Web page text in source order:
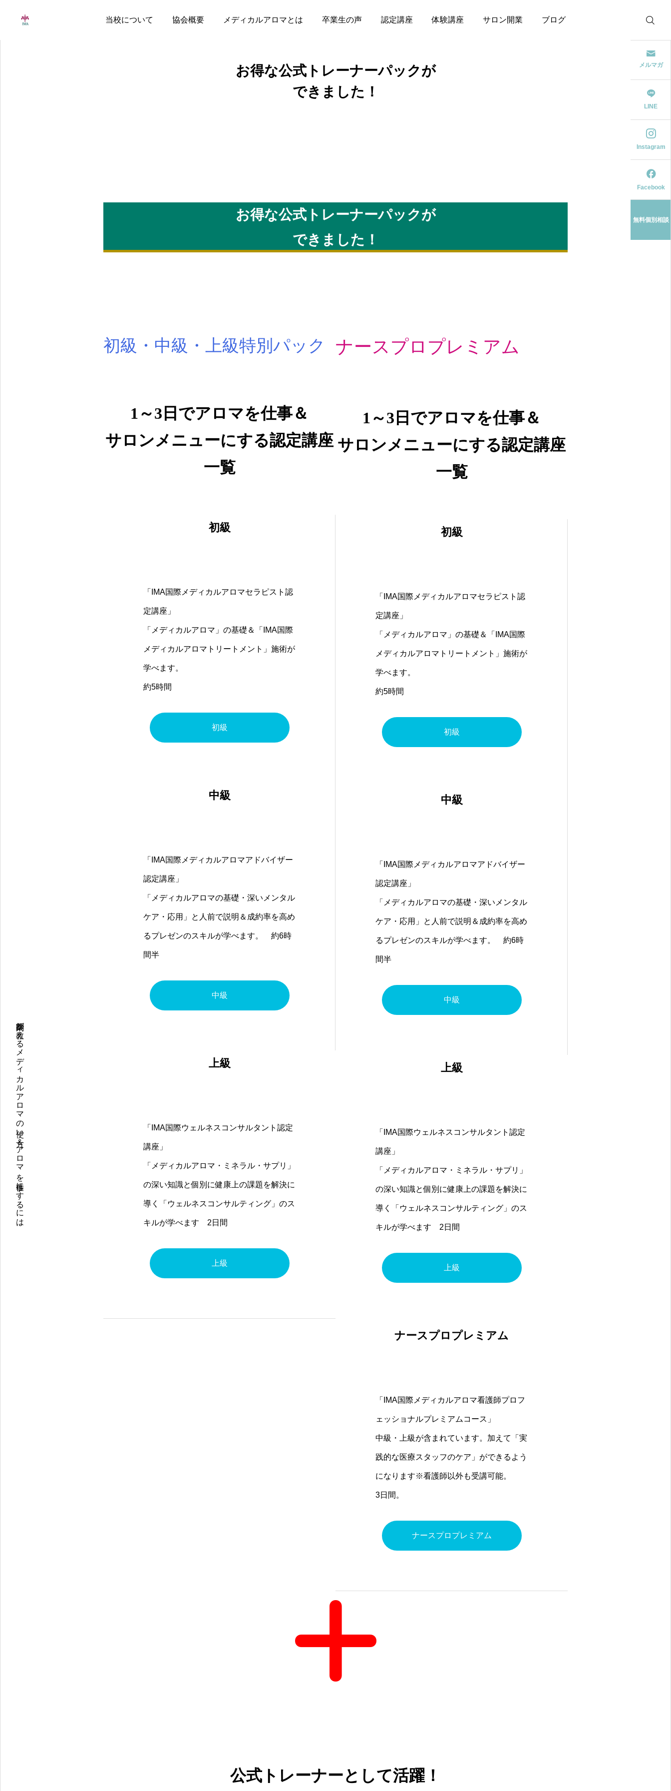
当校について 協会概要 メディカルアロマとは 卒業生の声 認定講座 体験講座 サロン開業 ブログ
薬剤師が教えるメディカルアロマの使い方＆アロマを仕事にするには
メルマガ
LINE
Instagram
Facebook
無料個別相談
お得な公式トレーナーパックが
できました！
お得な公式トレーナーパックが
できました！
初級・中級・上級特別パック
1～3日でアロマを仕事＆
サロンメニューにする認定講座
一覧
初級
「IMA国際メディカルアロマセラピスト認
定講座」
「メディカルアロマ」の基礎＆「IMA国際
メディカルアロマトリートメント」施術が
学べます。
約5時間
初級
中級
「IMA国際メディカルアロマアドバイザー
認定講座」
「メディカルアロマの基礎・深いメンタル
ケア・応用」と人前で説明＆成約率を高め
るプレゼンのスキルが学べます。 約6時
間半
中級
上級
「IMA国際ウェルネスコンサルタント認定
講座」
「メディカルアロマ・ミネラル・サプリ」
の深い知識と個別に健康上の課題を解決に
導く「ウェルネスコンサルティング」のス
キルが学べます 2日間
上級
ナースプロプレミアム
1～3日でアロマを仕事＆
サロンメニューにする認定講座
一覧
初級
「IMA国際メディカルアロマセラピスト認
定講座」
「メディカルアロマ」の基礎＆「IMA国際
メディカルアロマトリートメント」施術が
学べます。
約5時間
初級
中級
「IMA国際メディカルアロマアドバイザー
認定講座」
「メディカルアロマの基礎・深いメンタル
ケア・応用」と人前で説明＆成約率を高め
るプレゼンのスキルが学べます。 約6時
間半
中級
上級
「IMA国際ウェルネスコンサルタント認定
講座」
「メディカルアロマ・ミネラル・サプリ」
の深い知識と個別に健康上の課題を解決に
導く「ウェルネスコンサルティング」のス
キルが学べます 2日間
上級
ナースプロプレミアム
「IMA国際メディカルアロマ看護師プロフ
ェッショナルプレミアムコース」
中級・上級が含まれています。加えて「実
践的な医療スタッフのケア」ができるよう
になります※看護師以外も受講可能。
3日間。
ナースプロプレミアム
公式トレーナーとして活躍！